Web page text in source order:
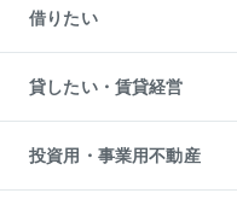
中古一戸建ての購入
不動産購入の流れ
注目キーワード物件特集
購入ガイド
English 繁体中文簡体中文
一戸建ての売却・査定
土地の売却・査定
スピードAI査定
不動産査定について
不動産売却の流れ
不動産買換えの流れ
売却ガイド
借りたい
オフィス・店舗の賃貸
借りるときの流れ
借りるガイド
貸したい・賃貸経営
マンション賃料データ
賃貸管理プラン
リロケーションについて
投資用・事業用不動産